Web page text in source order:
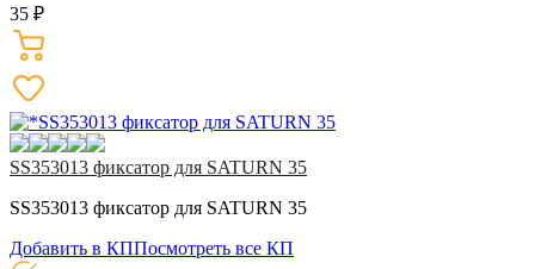
35 ₽
SS353013 фиксатор для SATURN 35
SS353013 фиксатор для SATURN 35
Добавить в КППосмотреть все КП